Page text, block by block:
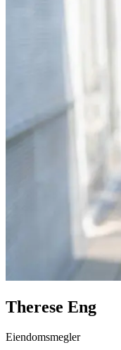
Therese Eng
Eiendomsmegler